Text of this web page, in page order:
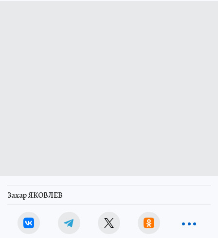
Захар ЯКОВЛЕВ